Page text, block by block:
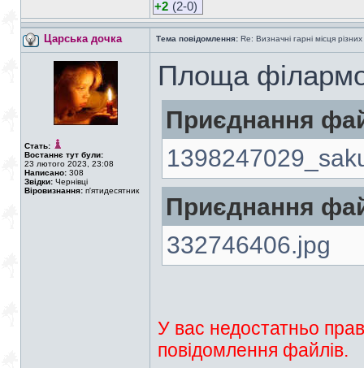
+2 (2-0)
Царська дочка Тема повідомлення: Re: Визначні гарні місця
Стать:
Востаннє тут були:
23 лютого 2023, 23:08
Написано: 308
Звідки: Чернівці
Віровизнання: п'ятидесятник
Площа
Приєднання
Приєднання
332746406.jpg
У вас недостатньо
повідомлення файлів.